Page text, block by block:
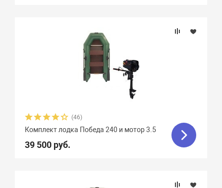
(46)
Комплект лодка Победа 240 и мотор 3.5
39 500 руб.